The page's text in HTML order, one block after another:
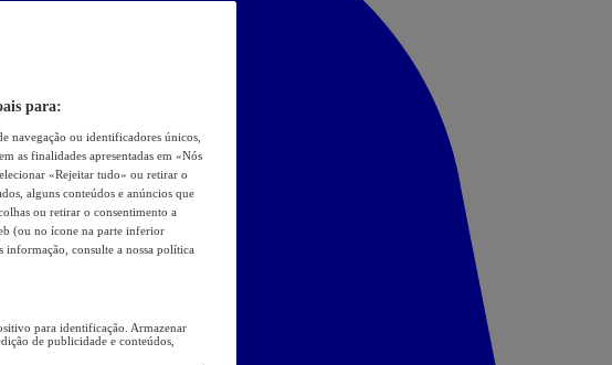
para:
navegação ou identificadores únicos,
as finalidades apresentadas em «Nós
«Rejeitar tudo» ou retirar o
alguns conteúdos e anúncios que
ou retirar o consentimento a
(ou no ícone na parte inferior
informação, consulte a nossa política
para identificação. Armazenar
de publicidade e conteúdos,